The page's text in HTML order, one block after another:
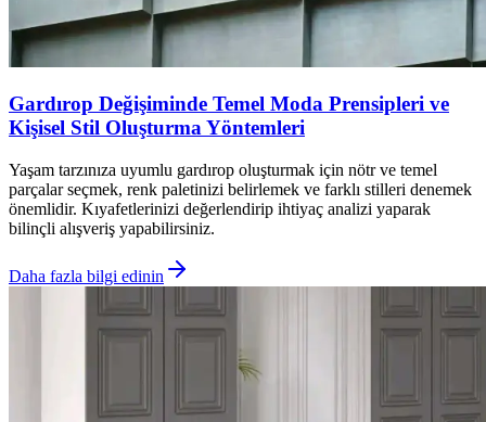
Gardırop Değişiminde Temel Moda Prensipleri ve
Kişisel Stil Oluşturma Yöntemleri
Yaşam tarzınıza uyumlu gardırop oluşturmak için nötr ve temel
parçalar seçmek, renk paletinizi belirlemek ve farklı stilleri denemek
önemlidir. Kıyafetlerinizi değerlendirip ihtiyaç analizi yaparak
bilinçli alışveriş yapabilirsiniz.
Daha fazla bilgi edinin